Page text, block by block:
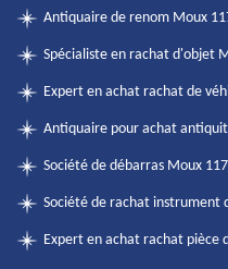
Antiquaire de renom Moux
Spécialiste en rachat d'objet
Expert en achat rachat de
Antiquaire pour achat
Société de débarras Moux
Société de rachat instrument
Expert en achat rachat pièce